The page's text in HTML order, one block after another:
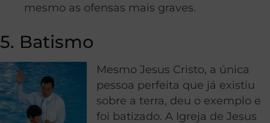
mesmo as ofensas mais graves.
5. Batismo
Mesmo Jesus Cristo, a única
pessoa perfeita que já existiu
sobre a terra, deu o exemplo e
foi batizado. A Igreja de Jesus